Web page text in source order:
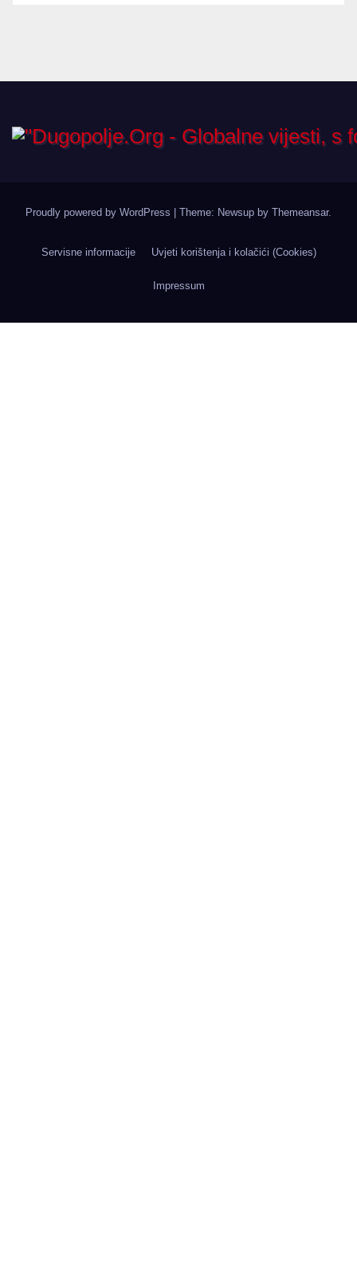
Proudly powered by WordPress | Theme: Newsup by Themeansar.
Servisne informacije Uvjeti korištenja i kolačići (Cookies)
Impressum